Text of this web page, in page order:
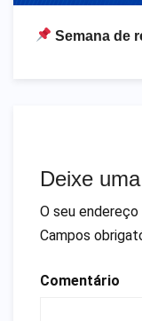
Semana de
Deixe
O seu
Campos
Comentário